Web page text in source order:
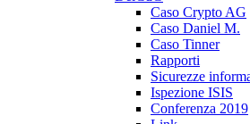
Caso Crypto AG
Caso Daniel M.
Caso Tinner
Rapporti
Sicurezze
Ispezione ISIS
Conferenza 2019